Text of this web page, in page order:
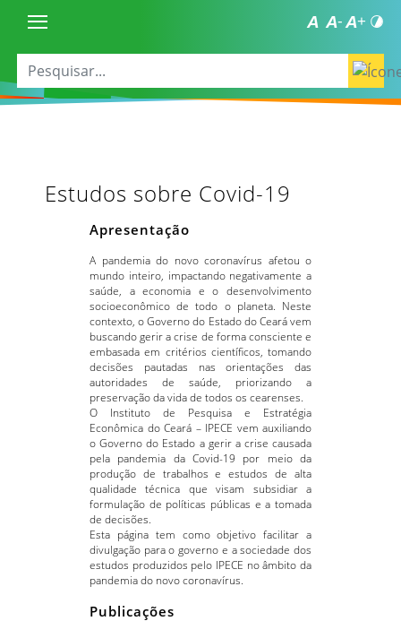
Estudos sobre Covid-19
Apresentação
A pandemia do novo coronavírus afetou o
mundo inteiro, impactando negativamente a
saúde, a economia e o desenvolvimento
socioeconômico de todo o planeta. Neste
contexto, o Governo do Estado do Ceará vem
buscando gerir a crise de forma consciente e
embasada em critérios científicos, tomando
decisões pautadas nas orientações das
autoridades de saúde, priorizando a
preservação da vida de todos os cearenses.
O Instituto de Pesquisa e Estratégia
Econômica do Ceará – IPECE vem auxiliando
o Governo do Estado a gerir a crise causada
pela pandemia da Covid-19 por meio da
produção de trabalhos e estudos de alta
qualidade técnica que visam subsidiar a
formulação de políticas públicas e a tomada
de decisões.
Esta página tem como objetivo facilitar a
divulgação para o governo e a sociedade dos
estudos produzidos pelo IPECE no âmbito da
pandemia do novo coronavírus.
Publicações